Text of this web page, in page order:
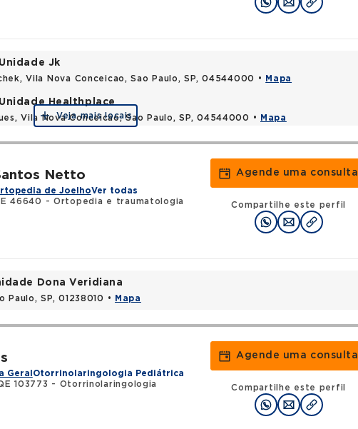
Jk
Vila Nova Conceicao, Sao Paulo, SP, 04544000 • Mapa
Healthplace
Vila Nova Conceicao, Sao Paulo, SP, 04544000 • Mapa
Veja mais locais
Netto
de JoelhoVer todas
46640 - Ortopedia e traumatologia
Agende uma consulta
Compartilhe este perfil
Dona Veridiana
Paulo, SP, 01238010 • Mapa
Geral Otorrinolaringologia Pediátrica
103773 - Otorrinolaringologia
Agende uma consulta
Compartilhe este perfil